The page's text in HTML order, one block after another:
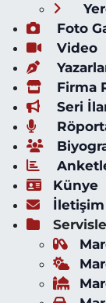
Foto
Video
Firma
Seri
Künye
İletişim